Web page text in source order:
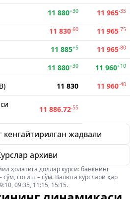
11 880+30 11 965-35
11 830-60 11 965-75
11 885+5 11 965-80
11 880+30 11 960+10
11 830 11 960-40
11 886.72-55
кенгайтирилган жадвали
архиви
ҳолатига доллар курси: банкнинг
сўм, сотиш – сўм. Валюта курслари ҳар
09:35, 11:15, 15:15.